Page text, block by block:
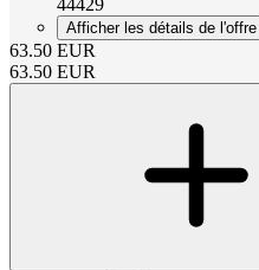
Afficher les détails de l'offre
63.50 EUR
63.50 EUR